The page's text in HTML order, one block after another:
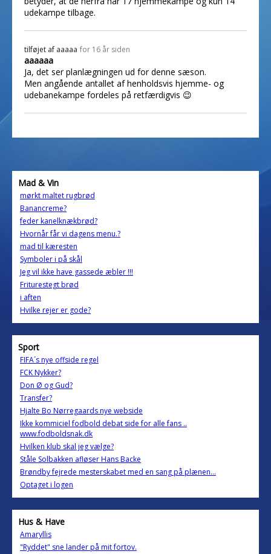
udekampe tilbage.
tilføjet af aaaaa for 16 år siden
aaaaaa
Ja, det ser planlægningen ud for denne sæson.
Men angående antallet af henholdsvis hjemme- og
udebanekampe fordeles på retfærdigvis 😉
Mad & Vin
mørkt maltet rugbrød
Banancreme?
feder kanelknækbrød?
Hvornår får vi dagens menu.?
mad til kæresten
Symboler i på skål
Jeg vil ikke have gassede æbler !!!
Friturestegt brød
i aften
Hvilke rejer er gode?
Sport
FIFA´s nye offside regel
FCK Nykker?
Don Ø og Gud?
Transfer?
Hjalte Bo Nørregaards nye webside
Ikke kommiciel fodbold debat side for alle fans ..
www.fodboldsnak.dk
Hvilken klub skal jeg vælge?
Ståle Solbakken afløser Hans Backe
Brøndby fejrede mesterskabet med en sang på plænen...
Optaget i logen
Hus & Have
Amaryllis
"Ryddet" sne lander på mit fortov.